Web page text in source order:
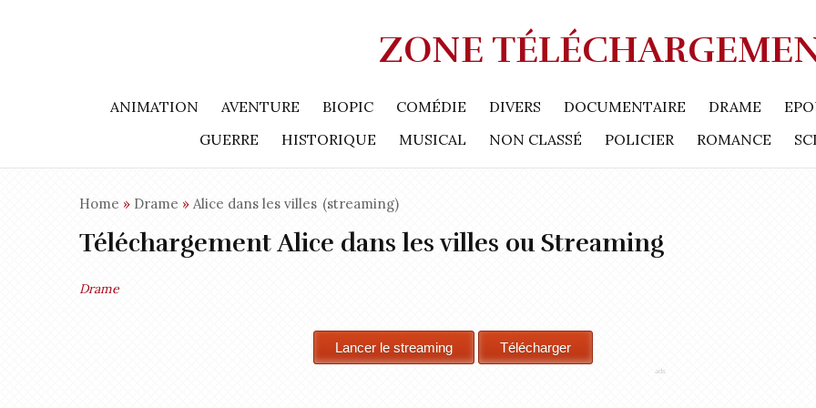
ZONE
ANIMATION AVENTURE BIOPIC COMÉDIE DIVERS DOCUMENTAIRE DRAME
GUERRE
HISTORIQUE MUSICAL NON CLASSÉ POLICIER ROMANCE
Home » Drame » Alice dans les villes (streaming)
Téléchargement Alice dans les villes ou Streaming
Drame